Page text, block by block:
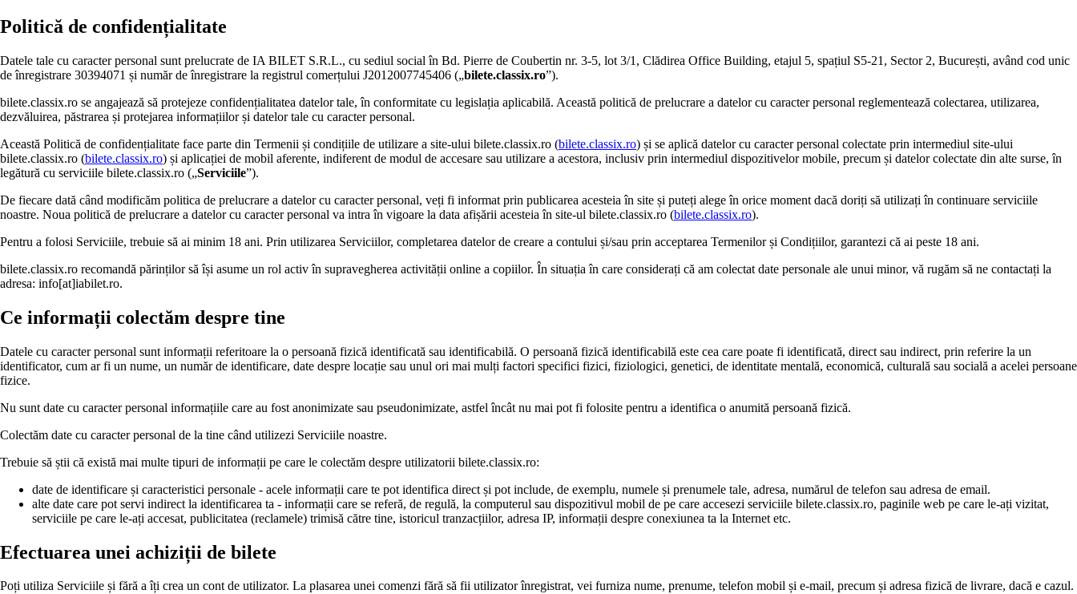
Politică de confidențialitate
Datele tale cu caracter personal sunt prelucrate de IA BILET S.R.L., cu sediul social în Bd. Pierre de Coubertin nr. 3-5, lot 3/1, Clădirea Office Building, etajul 5, spațiul S5-21, Sector 2, București, având cod unic
de înregistrare 30394071 și număr de înregistrare la registrul comerțului J2012007745406 („bilete.classix.ro”).
bilete.classix.ro se angajează să protejeze confidențialitatea datelor tale, în conformitate cu legislația aplicabilă. Această politică de prelucrare a datelor cu caracter personal reglementează colectarea, utilizarea,
dezvăluirea, păstrarea și protejarea informațiilor și datelor tale cu caracter personal.
Această Politică de confidențialitate face parte din Termenii și condițiile de utilizare a site-ului bilete.classix.ro (bilete.classix.ro) și se aplică datelor cu caracter personal colectate prin intermediul site-ului
bilete.classix.ro (bilete.classix.ro) și aplicației de mobil aferente, indiferent de modul de accesare sau utilizare a acestora, inclusiv prin intermediul dispozitivelor mobile, precum și datelor colectate din alte surse, în
legătură cu serviciile bilete.classix.ro („Serviciile”).
De fiecare dată când modificăm politica de prelucrare a datelor cu caracter personal, veți fi informat prin publicarea acesteia în site și puteți alege în orice moment dacă doriți să utilizați în continuare serviciile
noastre. Noua politică de prelucrare a datelor cu caracter personal va intra în vigoare la data afișării acesteia în site-ul bilete.classix.ro (bilete.classix.ro).
Pentru a folosi Serviciile, trebuie să ai minim 18 ani. Prin utilizarea Serviciilor, completarea datelor de creare a contului și/sau prin acceptarea Termenilor și Condițiilor, garantezi că ai peste 18 ani.
bilete.classix.ro recomandă părinților să își asume un rol activ în supravegherea activității online a copiilor. În situația în care considerați că am colectat date personale ale unui minor, vă rugăm să ne contactați la
adresa: info[at]iabilet.ro.
Ce informații colectăm despre tine
Datele cu caracter personal sunt informații referitoare la o persoană fizică identificată sau identificabilă. O persoană fizică identificabilă este cea care poate fi identificată, direct sau indirect, prin referire la un
identificator, cum ar fi un nume, un număr de identificare, date despre locație sau unul ori mai mulți factori specifici fizici, fiziologici, genetici, de identitate mentală, economică, culturală sau socială a acelei persoane
fizice.
Nu sunt date cu caracter personal informațiile care au fost anonimizate sau pseudonimizate, astfel încât nu mai pot fi folosite pentru a identifica o anumită persoană fizică.
Colectăm date cu caracter personal de la tine când utilizezi Serviciile noastre.
Trebuie să știi că există mai multe tipuri de informații pe care le colectăm despre utilizatorii bilete.classix.ro:
date de identificare și caracteristici personale - acele informații care te pot identifica direct și pot include, de exemplu, numele și prenumele tale, adresa, numărul de telefon sau adresa de email.
alte date care pot servi indirect la identificarea ta - informații care se referă, de regulă, la computerul sau dispozitivul mobil de pe care accesezi serviciile bilete.classix.ro, paginile web pe care le-ați vizitat,
serviciile pe care le-ați accesat, publicitatea (reclamele) trimisă către tine, istoricul tranzacțiilor, adresa IP, informații despre conexiunea ta la Internet etc.
Efectuarea unei achiziții de bilete
Poți utiliza Serviciile și fără a îți crea un cont de utilizator. La plasarea unei comenzi fără să fii utilizator înregistrat, vei furniza nume, prenume, telefon mobil și e-mail, precum și adresa fizică de livrare, dacă e cazul.